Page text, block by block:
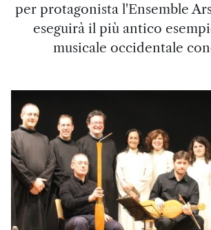
per protagonista l'Ensemble
eseguirà il più antico
musicale occidentale